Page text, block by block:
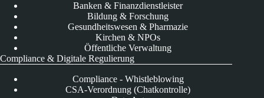
Banken & Finanzdienstleister
Bildung & Forschung
Gesundheitswesen & Pharmazie
Kirchen & NPOs
Öffentliche Verwaltung
Compliance & Digitale Regulierung
Compliance - Whistleblowing
CSA-Verordnung (Chatkontrolle)